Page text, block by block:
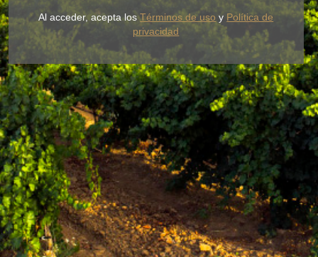
Rueda ligero,
desenfadado y siempre fiel a una
tierra fértil de sabor.
NUESTROS VINOS LA BODEGA
BLUME & GASTRO
BLUME & YOU
+34 926 32 24 00
contacto@pagosdelrey.com
Ⓒ PAGOS DEL REY-Política de privacidad -Política de cookies- Tienda
online
Al acceder, acepta losTérminos de uso y Política de
privacidad